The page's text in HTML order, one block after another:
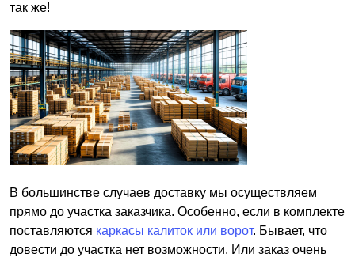
так же!
В большинстве случаев доставку мы осуществляем
прямо до участка заказчика. Особенно, если в комплекте
поставляются каркасы калиток или ворот. Бывает, что
довести до участка нет возможности. Или заказ очень